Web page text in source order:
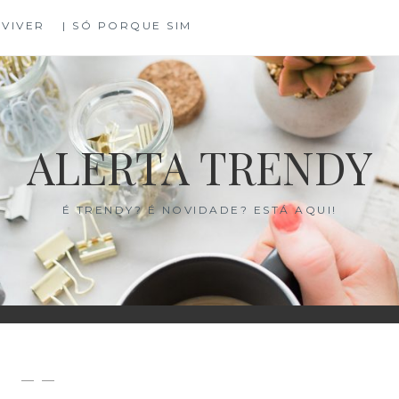
| SÓ PORQUE SIM
ALERTA TRENDY
É TRENDY? É NOVIDADE? ESTÁ AQUI!
— —